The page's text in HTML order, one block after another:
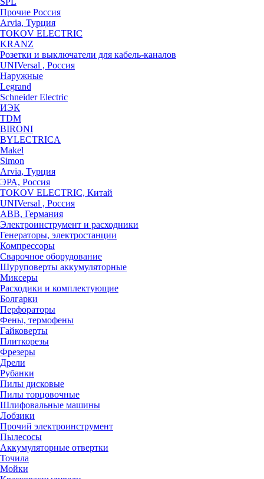
Прочие Россия
Arvia, Турция
TOKOV ELECTRIC
KRANZ
Розетки и выключатели для кабель-каналов
UNIVersal , Россия
Наружные
Legrand
Schneider Electric
ИЭК
TDM
BIRONI
BYLECTRICA
Makel
Simon
Arvia, Турция
ЭРА, Россия
TOKOV ELECTRIC, Китай
UNIVersal , Россия
ABB, Германия
Электроинструмент и расходники
Генераторы, электростанции
Компрессоры
Сварочное оборудование
Шуруповерты аккумуляторные
Миксеры
Расходики и комплектующие
Болгарки
Перфораторы
Фены, термофены
Гайковерты
Плиткорезы
Фрезеры
Дрели
Рубанки
Пилы дисковые
Пилы торцовочные
Шлифовальные машины
Лобзики
Прочий электроинструмент
Пылесосы
Аккумуляторные отвертки
Точила
Мойки